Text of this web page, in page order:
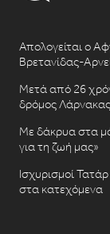
Απολογείται ο
Βρετανίδας-
Μετά από 26
δρόμος
Με δάκρυα στα
για τη ζωή μας»
Ισχυρισμοί
στα κατεχόμενα